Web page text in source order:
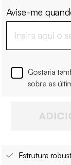
Avise-me
Gostaria
sobre as
Estrutura